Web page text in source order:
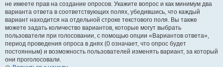
не имеете прав на создание опросов. Укажите вопрос и как минимум два
варианта ответа в соответствующих полях, убедившись, что каждый
вариант находится на отдельной строке текстового поля. Вы также
можете задать количество вариантов, которые могут выбрать
пользователи при голосовании, с помощью опции «Вариантов ответа»,
период проведения опроса в днях (0 означает, что опрос будет
постоянным) и возможность пользователей изменять вариант, за который
они проголосовали.